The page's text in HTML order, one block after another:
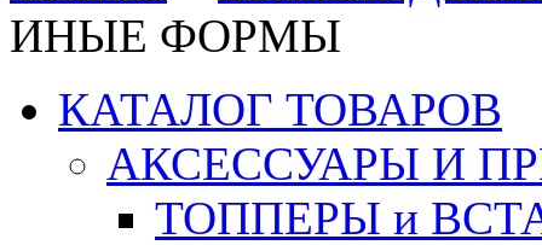
ИНЫЕ ФОРМЫ
КАТАЛОГ ТОВАРОВ
АКСЕССУАРЫ И
ТОППЕРЫ и